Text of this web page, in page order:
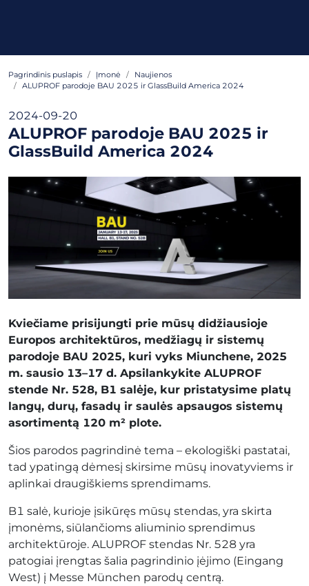
Pagrindinis puslapis Įmonė
Naujienos
ALUPROF parodoje BAU 2025 ir GlassBuild America 2024
2024-09-20
ALUPROF parodoje BAU 2025 ir
GlassBuild America 2024
Kviečiame prisijungti prie mūsų didžiausioje
Europos architektūros, medžiagų ir sistemų
parodoje BAU 2025, kuri vyks Miunchene, 2025
m. sausio 13–17 d. Apsilankykite ALUPROF
stende Nr. 528, B1 salėje, kur pristatysime platų
langų, durų, fasadų ir saulės apsaugos sistemų
asortimentą 120 m² plote.
Šios parodos pagrindinė tema – ekologiški pastatai,
tad ypatingą dėmesį skirsime mūsų inovatyviems ir
aplinkai draugiškiems sprendimams.
B1 salė, kurioje įsikūręs mūsų stendas, yra skirta
įmonėms, siūlančioms aliuminio sprendimus
architektūroje. ALUPROF stendas Nr. 528 yra
patogiai įrengtas šalia pagrindinio įėjimo (Eingang
West) į Messe München parodų centrą.